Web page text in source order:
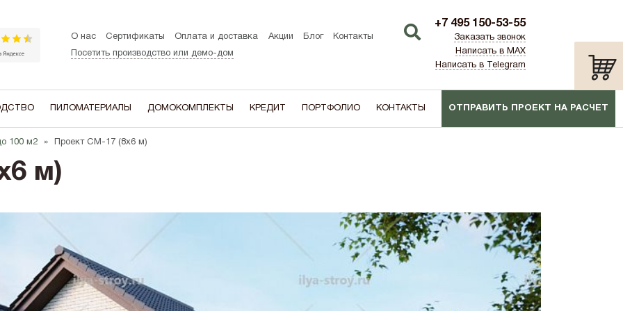
О нас Сертификаты Оплата и доставка Акции Блог
Контакты
Посетить производство или демо-дом
+7 495 150-53-55
Заказать звонок
Написать в MAX
Написать в Telegram
ЭТАЖНОСТЬ
Одноэтажные
В ДОМЕ ЕСТЬ
Котельная
Второй свет
Балкон
Хай-тек
ПИЛОМАТЕРИАЛЫ ДОМОКОМПЛЕКТЫ КРЕДИТ ПОРТФОЛИО КОНТАКТЫ ОТПРАВИТЬ ПРОЕКТ НА РАСЧЕТ
100 м2 Проект СМ-17 (8х6 м)
м)